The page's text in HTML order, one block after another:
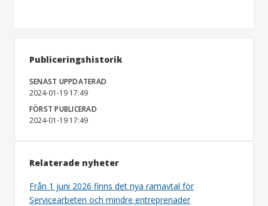
Publiceringshistorik
SENAST UPPDATERAD
2024-01-19 17:49
FÖRST PUBLICERAD
2024-01-19 17:49
Relaterade nyheter
Från 1 juni 2026 finns det nya ramavtal för
Servicearbeten och mindre entreprenader